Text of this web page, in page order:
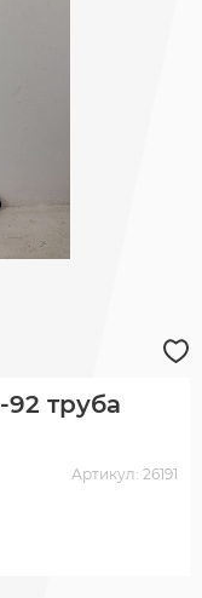
92 труба
Артикул: 26191